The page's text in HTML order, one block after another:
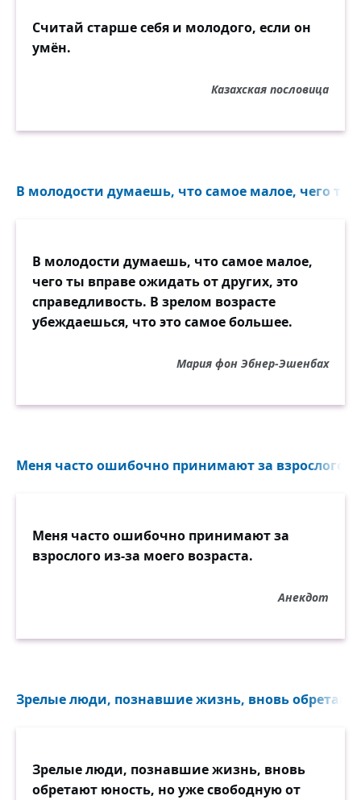
Считай старше себя и молодого, если он
умён.
Казахская пословица
В молодости думаешь, что самое малое, чего ты
В молодости думаешь, что самое малое,
чего ты вправе ожидать от других, это
справедливость. В зрелом возрасте
убеждаешься, что это самое большее.
Мария фон Эбнер-Эшенбах
Меня часто ошибочно принимают за взрослого
Меня часто ошибочно принимают за
взрослого из-за моего возраста.
Анекдот
Зрелые люди, познавшие жизнь, вновь
Зрелые люди, познавшие жизнь, вновь
обретают юность, но уже свободную от